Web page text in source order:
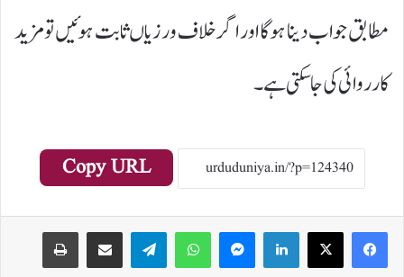
مطابق جواب دینا ہوگا اور اگر خلاف ورزیاں ثابت ہوئیں تو مزید
کارروائی کی جا سکتی ہے۔
Copy URL
LinkedIn
WhatsApp
Telegram